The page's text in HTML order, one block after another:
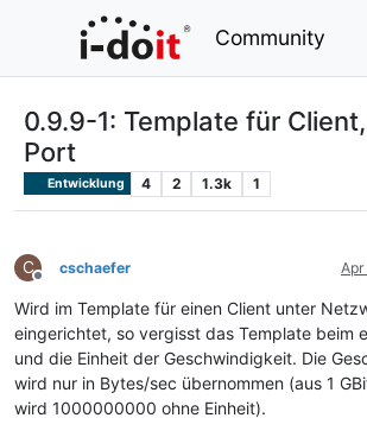
Community
0.9.9-1: Template für
Port
Entwicklung 4 2 1.3k 1
C
Offline
cschaefer Apr
Wird im Template für einen Client unter
eingerichtet, so vergisst das Template beim
und die Einheit der Geschwindigkeit. Die
wird nur in Bytes/sec übernommen (aus 1
wird 1000000000 ohne Einheit).